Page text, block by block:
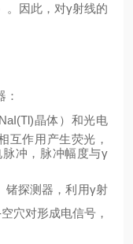
。因此，对γ射线的
NaI(Tl)晶体）和光电
互作用产生荧光，
冲，脉冲幅度与γ
锗探测器，利用γ射
穴对形成电信号，